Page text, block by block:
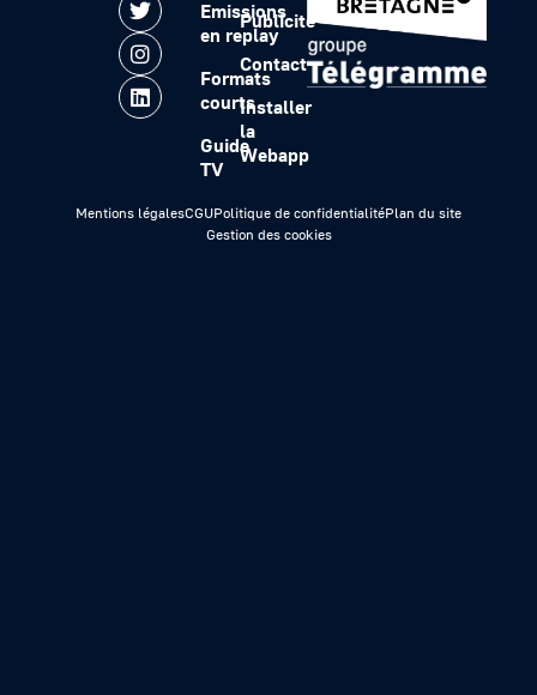
Emissions
en replay
Formats
courts
Guide
TV
Publicité
Contact
Installer
la
Webapp
Mentions légalesCGUPolitique de confidentialitéPlan du site
Gestion des cookies